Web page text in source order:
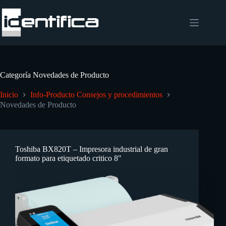
Categoría Novedades de Producto
Inicio
Info-Producto Consejos y procedimientos
Novedades de Producto
Toshiba BX820T – Impresora industrial de gran
formato para etiquetado critico 8″